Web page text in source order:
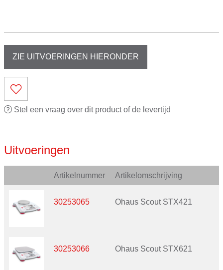
ZIE UITVOERINGEN HIERONDER
Stel een vraag over dit product of de levertijd
Uitvoeringen
Artikelnummer Artikelomschrijving
30253065 Ohaus Scout STX421
30253066 Ohaus Scout STX621